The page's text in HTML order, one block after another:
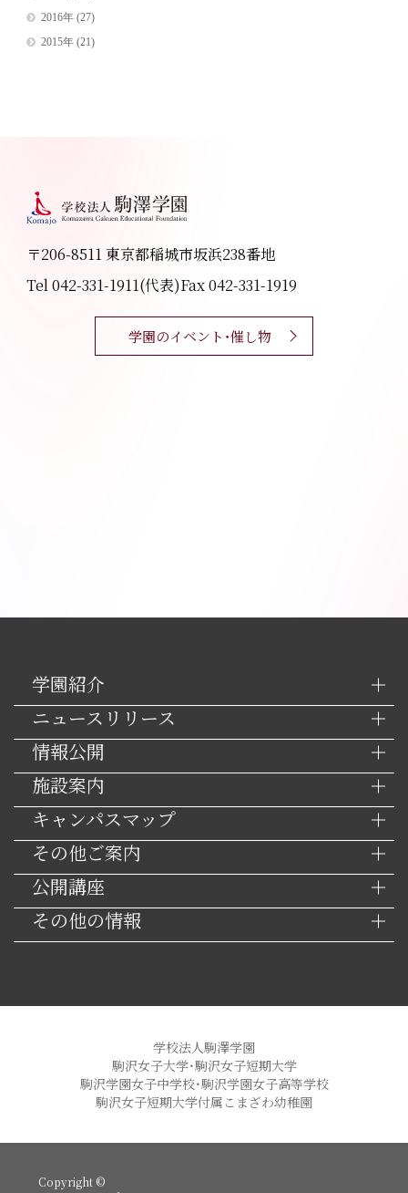
2016年(27)
2015年(21)
〒206-8511 東京都稲城市坂浜238番地
Tel 042-331-1911(代表)Fax 042-331-1919
学園のイベント・催し物
学園紹介
ニュースリリース
情報公開
施設案内
キャンパスマップ
その他ご案内
公開講座
その他の情報
学校法人駒澤学園
駒沢女子大学・駒沢女子短期大学
駒沢学園女子中学校・駒沢学園女子高等学校
駒沢女子短期大学付属こまざわ幼稚園
Copyright ©